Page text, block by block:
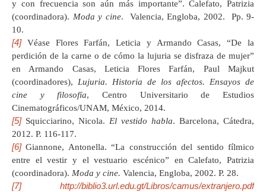
y con frecuencia son aún más importante”. Calefato, Patrizia
(coordinadora). Moda y cine. Valencia, Engloba, 2002. Pp. 9-
10.
[4]Véase Flores Farfán, Leticia y Armando Casas, “De la
perdición de la carne o de cómo la lujuria se disfraza de mujer”
en Armando Casas, Leticia Flores Farfán, Paul Majkut
(coordinadores), Lujuria. Historia de los afectos. Ensayos de
cine y filosofía, Centro Universitario de Estudios
Cinematográficos/UNAM, México, 2014.
[5]Squicciarino, Nicola. El vestido habla. Barcelona, Cátedra,
2012. P. 116-117.
[6]Giannone, Antonella. “La construcción del sentido fílmico
entre el vestir y el vestuario escénico” en Calefato, Patrizia
(coordinadora). Moda y cine. Valencia, Engloba, 2002. P. 28.
[7] http://biblio3.url.edu.gt/Libros/camus/extranjero.pdf